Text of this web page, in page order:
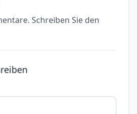
Schreiben Sie den